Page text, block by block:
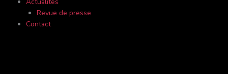
Revue de presse
Contact